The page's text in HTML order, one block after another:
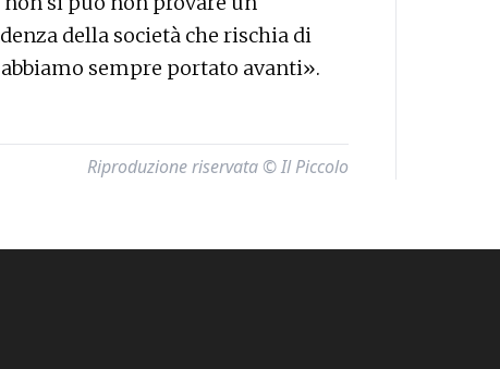
della società che rischia di
sempre portato avanti».
Riproduzione riservata © Il Piccolo